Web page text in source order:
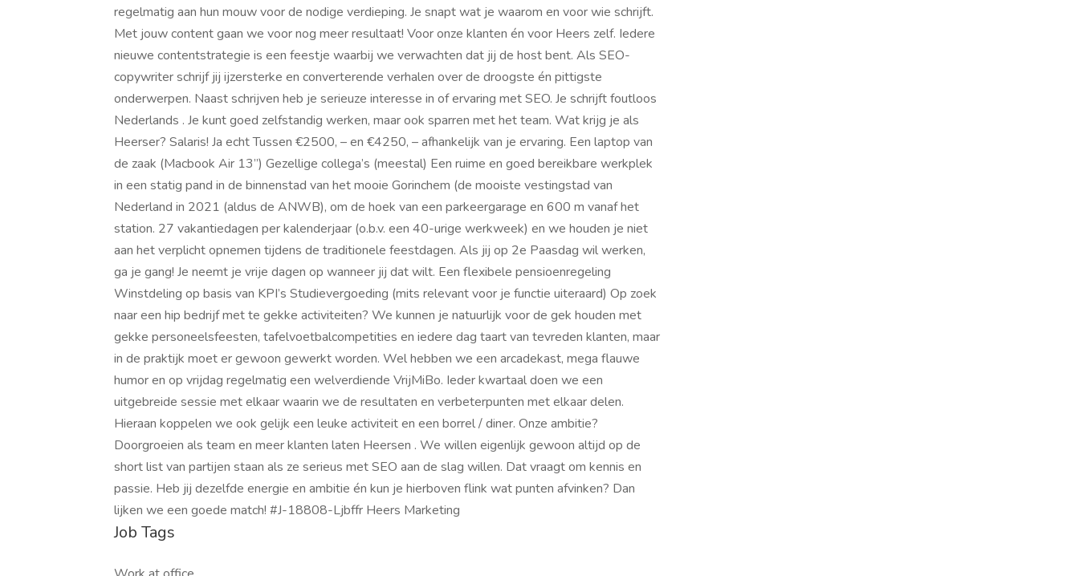
regelmatig aan hun mouw voor de nodige verdieping. Je snapt wat je waarom en voor wie schrijft.
Met jouw content gaan we voor nog meer resultaat! Voor onze klanten én voor Heers zelf. Iedere
nieuwe contentstrategie is een feestje waarbij we verwachten dat jij de host bent. Als SEO-
copywriter schrijf jij ijzersterke en converterende verhalen over de droogste én pittigste
onderwerpen. Naast schrijven heb je serieuze interesse in of ervaring met SEO. Je schrijft foutloos
Nederlands . Je kunt goed zelfstandig werken, maar ook sparren met het team. Wat krijg je als
Heerser? Salaris! Ja echt Tussen €2500, – en €4250, – afhankelijk van je ervaring. Een laptop van
de zaak (Macbook Air 13”) Gezellige collega’s (meestal) Een ruime en goed bereikbare werkplek
in een statig pand in de binnenstad van het mooie Gorinchem (de mooiste vestingstad van
Nederland in 2021 (aldus de ANWB), om de hoek van een parkeergarage en 600 m vanaf het
station. 27 vakantiedagen per kalenderjaar (o.b.v. een 40-urige werkweek) en we houden je niet
aan het verplicht opnemen tijdens de traditionele feestdagen. Als jij op 2e Paasdag wil werken,
ga je gang! Je neemt je vrije dagen op wanneer jij dat wilt. Een flexibele pensioenregeling
Winstdeling op basis van KPI’s Studievergoeding (mits relevant voor je functie uiteraard) Op zoek
naar een hip bedrijf met te gekke activiteiten? We kunnen je natuurlijk voor de gek houden met
gekke personeelsfeesten, tafelvoetbalcompetities en iedere dag taart van tevreden klanten, maar
in de praktijk moet er gewoon gewerkt worden. Wel hebben we een arcadekast, mega flauwe
humor en op vrijdag regelmatig een welverdiende VrijMiBo. Ieder kwartaal doen we een
uitgebreide sessie met elkaar waarin we de resultaten en verbeterpunten met elkaar delen.
Hieraan koppelen we ook gelijk een leuke activiteit en een borrel / diner. Onze ambitie?
Doorgroeien als team en meer klanten laten Heersen . We willen eigenlijk gewoon altijd op de
short list van partijen staan als ze serieus met SEO aan de slag willen. Dat vraagt om kennis en
passie. Heb jij dezelfde energie en ambitie én kun je hierboven flink wat punten afvinken? Dan
lijken we een goede match! #J-18808-Ljbffr Heers Marketing
Job Tags